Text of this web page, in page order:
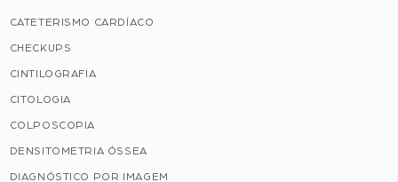
CATETERISMO CARDÍACO
CHECKUPS
CINTILOGRAFIA
CITOLOGIA
COLPOSCOPIA
DENSITOMETRIA ÓSSEA
DIAGNÓSTICO POR IMAGEM